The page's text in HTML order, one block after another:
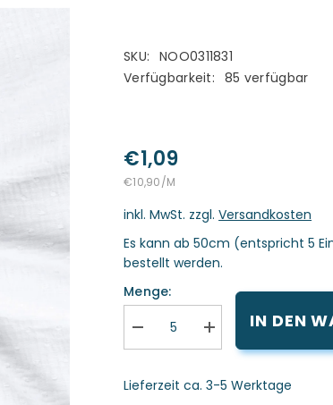
SKU:
NOO0311831
Verfügbarkeit: 85 verfügbar
€1,09
STÜCKPREIS
€10,90/PRO
M
inkl. MwSt. zzgl.Versandkosten
Es kann ab 50cm (entspricht 5
bestellt werden.
Menge:
Menge
verringern
Dobby
Menge
erhöhen
Dobby
IN DEN
Lieferzeit ca. 3-5 Werktage